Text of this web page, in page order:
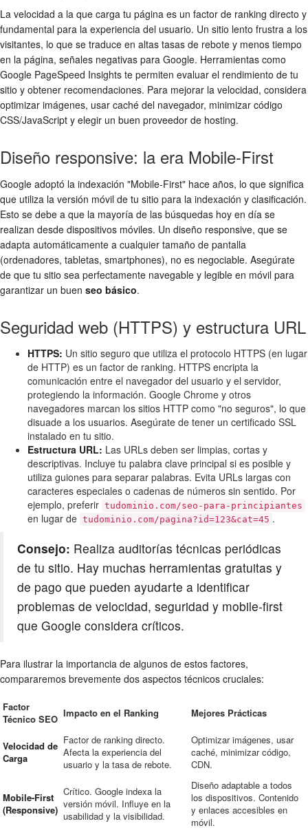
La velocidad a la que carga tu página es un factor de ranking directo y
fundamental para la experiencia del usuario. Un sitio lento frustra a los
visitantes, lo que se traduce en altas tasas de rebote y menos tiempo
en la página, señales negativas para Google. Herramientas como
Google PageSpeed Insights te permiten evaluar el rendimiento de tu
sitio y obtener recomendaciones. Para mejorar la velocidad, considera
optimizar imágenes, usar caché del navegador, minimizar código
CSS/JavaScript y elegir un buen proveedor de hosting.
Diseño responsive: la era Mobile-First
Google adoptó la indexación "Mobile-First" hace años, lo que significa
que utiliza la versión móvil de tu sitio para la indexación y clasificación.
Esto se debe a que la mayoría de las búsquedas hoy en día se
realizan desde dispositivos móviles. Un diseño responsive, que se
adapta automáticamente a cualquier tamaño de pantalla
(ordenadores, tabletas, smartphones), no es negociable. Asegúrate
de que tu sitio sea perfectamente navegable y legible en móvil para
garantizar un buen seo básico.
Seguridad web (HTTPS) y estructura URL
HTTPS: Un sitio seguro que utiliza el protocolo HTTPS (en lugar
de HTTP) es un factor de ranking. HTTPS encripta la
comunicación entre el navegador del usuario y el servidor,
protegiendo la información. Google Chrome y otros
navegadores marcan los sitios HTTP como "no seguros", lo que
disuade a los usuarios. Asegúrate de tener un certificado SSL
instalado en tu sitio.
Estructura URL: Las URLs deben ser limpias, cortas y
descriptivas. Incluye tu palabra clave principal si es posible y
utiliza guiones para separar palabras. Evita URLs largas con
caracteres especiales o cadenas de números sin sentido. Por
ejemplo, preferir tudominio.com/seo-para-principiantes
en lugar de tudominio.com/pagina?id=123&cat=45 .
Consejo: Realiza auditorías técnicas periódicas
de tu sitio. Hay muchas herramientas gratuitas y
de pago que pueden ayudarte a identificar
problemas de velocidad, seguridad y mobile-first
que Google considera críticos.
Para ilustrar la importancia de algunos de estos factores,
compararemos brevemente dos aspectos técnicos cruciales:
Factor
Técnico SEO Impacto en el Ranking Mejores Prácticas
Velocidad de
Carga
Factor de ranking directo.
Afecta la experiencia del
usuario y la tasa de rebote.
Optimizar imágenes, usar
caché, minimizar código,
CDN.
Mobile-First
(Responsive)
Crítico. Google indexa la
versión móvil. Influye en la
usabilidad y la visibilidad.
Diseño adaptable a todos
los dispositivos. Contenido
y enlaces accesibles en
móvil.